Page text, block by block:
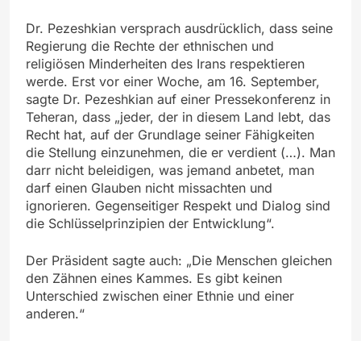
Dr. Pezeshkian versprach ausdrücklich, dass seine
Regierung die Rechte der ethnischen und
religiösen Minderheiten des Irans respektieren
werde. Erst vor einer Woche, am 16. September,
sagte Dr. Pezeshkian auf einer Pressekonferenz in
Teheran, dass „jeder, der in diesem Land lebt, das
Recht hat, auf der Grundlage seiner Fähigkeiten
die Stellung einzunehmen, die er verdient (…). Man
darr nicht beleidigen, was jemand anbetet, man
darf einen Glauben nicht missachten und
ignorieren. Gegenseitiger Respekt und Dialog sind
die Schlüsselprinzipien der Entwicklung“.
Der Präsident sagte auch: „Die Menschen gleichen
den Zähnen eines Kammes. Es gibt keinen
Unterschied zwischen einer Ethnie und einer
anderen.“